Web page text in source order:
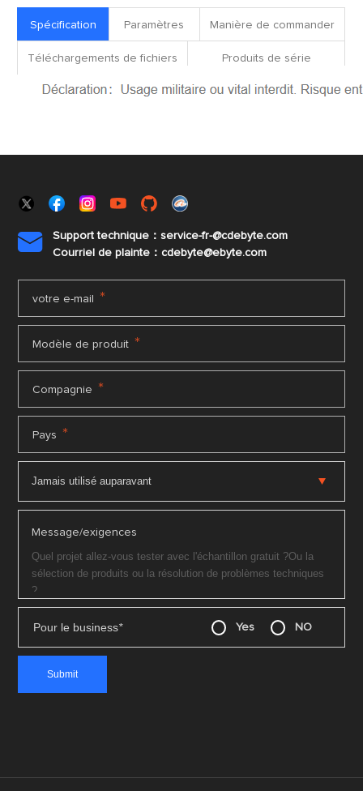
Spécification Paramètres Manière de commander
Téléchargements de fichiers Produits de série

Support technique：service-fr-@cdebyte.com
Courriel de plainte：cdebyte@ebyte.com
votre e-mail *
Modèle de produit *
Compagnie *
Pays *
Message/exigences
Pour le business* Yes NO